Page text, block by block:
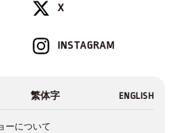
X
INSTAGRAM
ーについて